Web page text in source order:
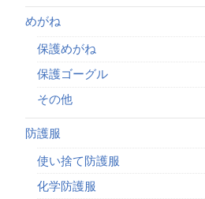
めがね
保護めがね
保護ゴーグル
その他
防護服
使い捨て防護服
化学防護服